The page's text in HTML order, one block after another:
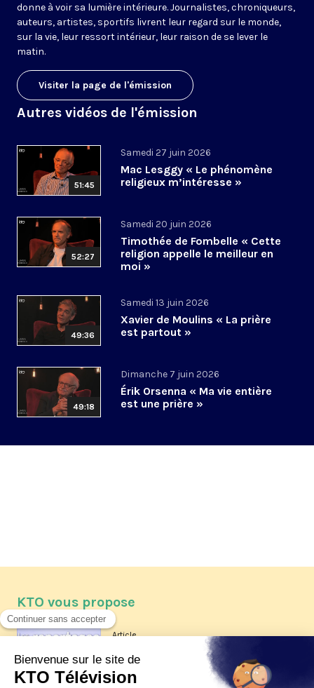
donne à voir sa lumière intérieure. Journalistes, chroniqueurs,
auteurs, artistes, sportifs livrent leur regard sur le monde,
sur la vie, leur ressort intérieur, leur raison de se lever le
matin.
Visiter la page de l'émission
Autres vidéos de l'émission
51:45
Samedi 27 juin 2026
Mac Lesggy « Le phénomène
religieux m’intéresse »
52:27
Samedi 20 juin 2026
Timothée de Fombelle « Cette
religion appelle le meilleur en
moi »
49:36
Samedi 13 juin 2026
Xavier de Moulins « La prière
est partout »
49:18
Dimanche 7 juin 2026
Érik Orsenna « Ma vie entière
est une prière »
KTO vous propose
Article
Les reportages d'été 2026 de KTO